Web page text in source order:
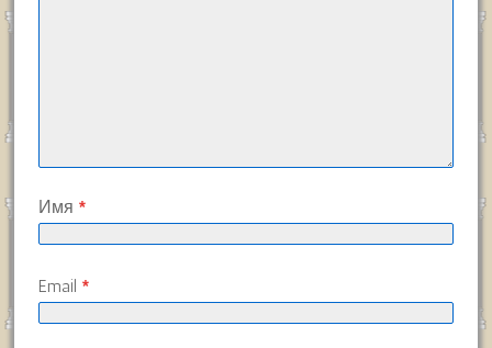
Имя *
Email *